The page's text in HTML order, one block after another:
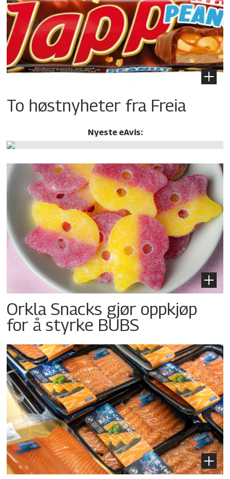
To høstnyheter fra Freia
Nyeste eAvis:
Orkla Snacks gjør oppkjøp
for å styrke BUBS